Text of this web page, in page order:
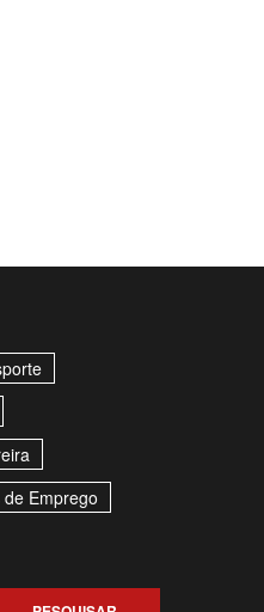
de Emprego